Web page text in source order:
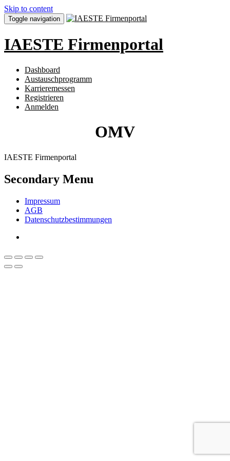
Skip to content
Toggle navigation
IAESTE Firmenportal
Dashboard
Austauschprogramm
Karrieremessen
Registrieren
Anmelden
OMV
IAESTE Firmenportal
Secondary Menu
Impressum
AGB
Datenschutzbestimmungen